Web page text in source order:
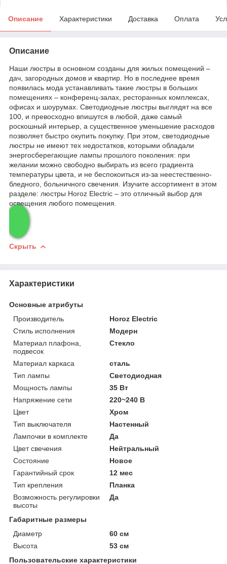
Описание Характеристики Доставка Оплата
Описание
Наши люстры в основном созданы для жилых помещений –
дач, загородных домов и квартир. Но в последнее время
появилась мода устанавливать такие люстры в больших
помещениях – конференц-залах, ресторанных комплексах,
офисах и шоурумах. Светодиодные люстры выглядят на все
100, и превосходно впишутся в любой, даже самый
роскошный интерьер, а существенное уменьшение расходов
позволяет быстро окупить покупку. При этом, светодиодные
люстры не имеют тех недостатков, которыми обладали
энергосберегающие лампы прошлого поколения: при
желании можно свободно выбирать из всего градиента
температуры цвета, и не беспокоиться из-за неестественно-
бледного, больничного свечения. Изучите ассортимент в этом
разделе: люстры Horoz Electric – это отличный выбор для
освещения любого помещения.
Скрыть
Характеристики
Основные атрибуты
Производитель
Horoz Electric
Стиль исполнения
Модерн
Материал плафона,
подвесок
Стекло
Материал каркаса
сталь
Тип лампы
Светодиодная
Мощность лампы
35 Вт
Напряжение сети
220~240 В
Цвет
Хром
Тип выключателя
Настенный
Лампочки в комплекте
Да
Цвет свечения
Нейтральный
Состояние
Новое
Гарантийный срок
12 мес
Тип крепления
Планка
Возможность регулировки
высоты
Да
Габаритные размеры
Диаметр
60 см
Высота
53 см
Пользовательские характеристики